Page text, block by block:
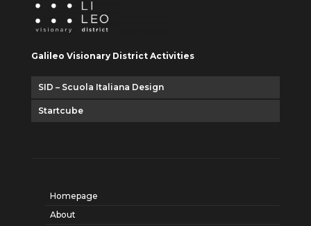
Galileo Visionary District Activities
SID – Scuola Italiana Design
Startcube
Homepage
About